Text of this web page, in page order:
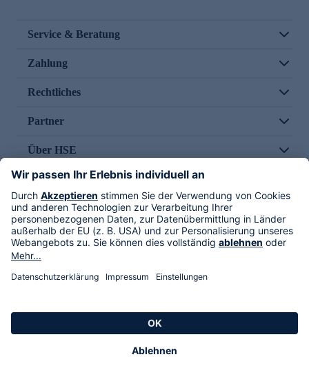
Service & Beratung
Zahlung
Rechtliches
Partner
Über HSE
Im TV
HSE International